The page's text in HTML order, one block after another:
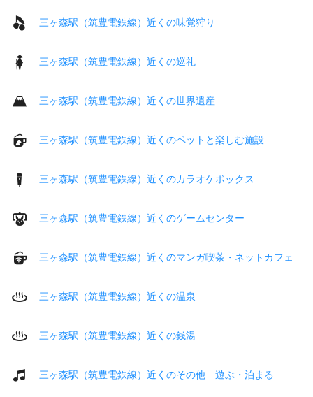
三ヶ森駅（筑豊電鉄線）近くの味覚狩り
三ヶ森駅（筑豊電鉄線）近くの巡礼
三ヶ森駅（筑豊電鉄線）近くの世界遺産
三ヶ森駅（筑豊電鉄線）近くのペットと楽しむ施設
三ヶ森駅（筑豊電鉄線）近くのカラオケボックス
三ヶ森駅（筑豊電鉄線）近くのゲームセンター
三ヶ森駅（筑豊電鉄線）近くのマンガ喫茶・ネットカフェ
三ヶ森駅（筑豊電鉄線）近くの温泉
三ヶ森駅（筑豊電鉄線）近くの銭湯
三ヶ森駅（筑豊電鉄線）近くのその他 遊ぶ・泊まる